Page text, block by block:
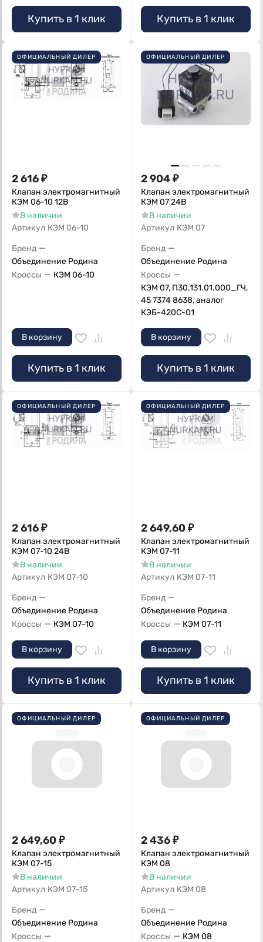
Купить в 1 клик Купить в 1 клик
ОФИЦИАЛЬНЫЙ ДИЛЕР
2 616₽
Клапан электромагнитный
КЭМ 06-10 12В
В наличии
Артикул КЭМ 06-10
Бренд —
Объединение Родина
Кроссы — КЭМ 06-10
В корзину
Купить в 1 клик
ОФИЦИАЛЬНЫЙ ДИЛЕР
2 904₽
Клапан электромагнитный
КЭМ 07 24В
В наличии
Артикул КЭМ 07
Бренд —
Объединение Родина
Кроссы —
КЭМ 07, П30.131.01.000_ГЧ,
45 7374 8638, аналог
КЭБ-420С-01
В корзину
Купить в 1 клик
ОФИЦИАЛЬНЫЙ ДИЛЕР
2 616₽
Клапан электромагнитный
КЭМ 07-10 24В
В наличии
Артикул КЭМ 07-10
Бренд —
Объединение Родина
Кроссы — КЭМ 07-10
В корзину
Купить в 1 клик
ОФИЦИАЛЬНЫЙ ДИЛЕР
2 649,60 ₽
Клапан электромагнитный
КЭМ 07-11
В наличии
Артикул КЭМ 07-11
Бренд —
Объединение Родина
Кроссы — КЭМ 07-11
В корзину
Купить в 1 клик
ОФИЦИАЛЬНЫЙ ДИЛЕР
2 649,60 ₽
Клапан электромагнитный
КЭМ 07-15
В наличии
Артикул КЭМ 07-15
Бренд —
Объединение Родина
Кроссы —
ОФИЦИАЛЬНЫЙ ДИЛЕР
2 436₽
Клапан электромагнитный
КЭМ 08
В наличии
Артикул КЭМ 08
Бренд —
Объединение Родина
Кроссы — КЭМ 08